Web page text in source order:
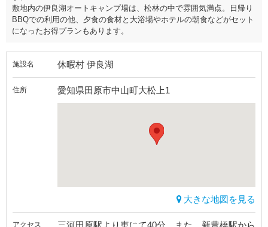
敷地内の伊良湖オートキャンプ場は、松林の中で雰囲気満点。日帰り
BBQでの利用の他、夕食の食材と大浴場やホテルの朝食などがセット
になったお得プランもあります。
施設名 休暇村 伊良湖
住所 愛知県田原市中山町大松上1
大きな地図を見る
アクセス
三河田原駅より車にて40分、また、新豊橋駅から